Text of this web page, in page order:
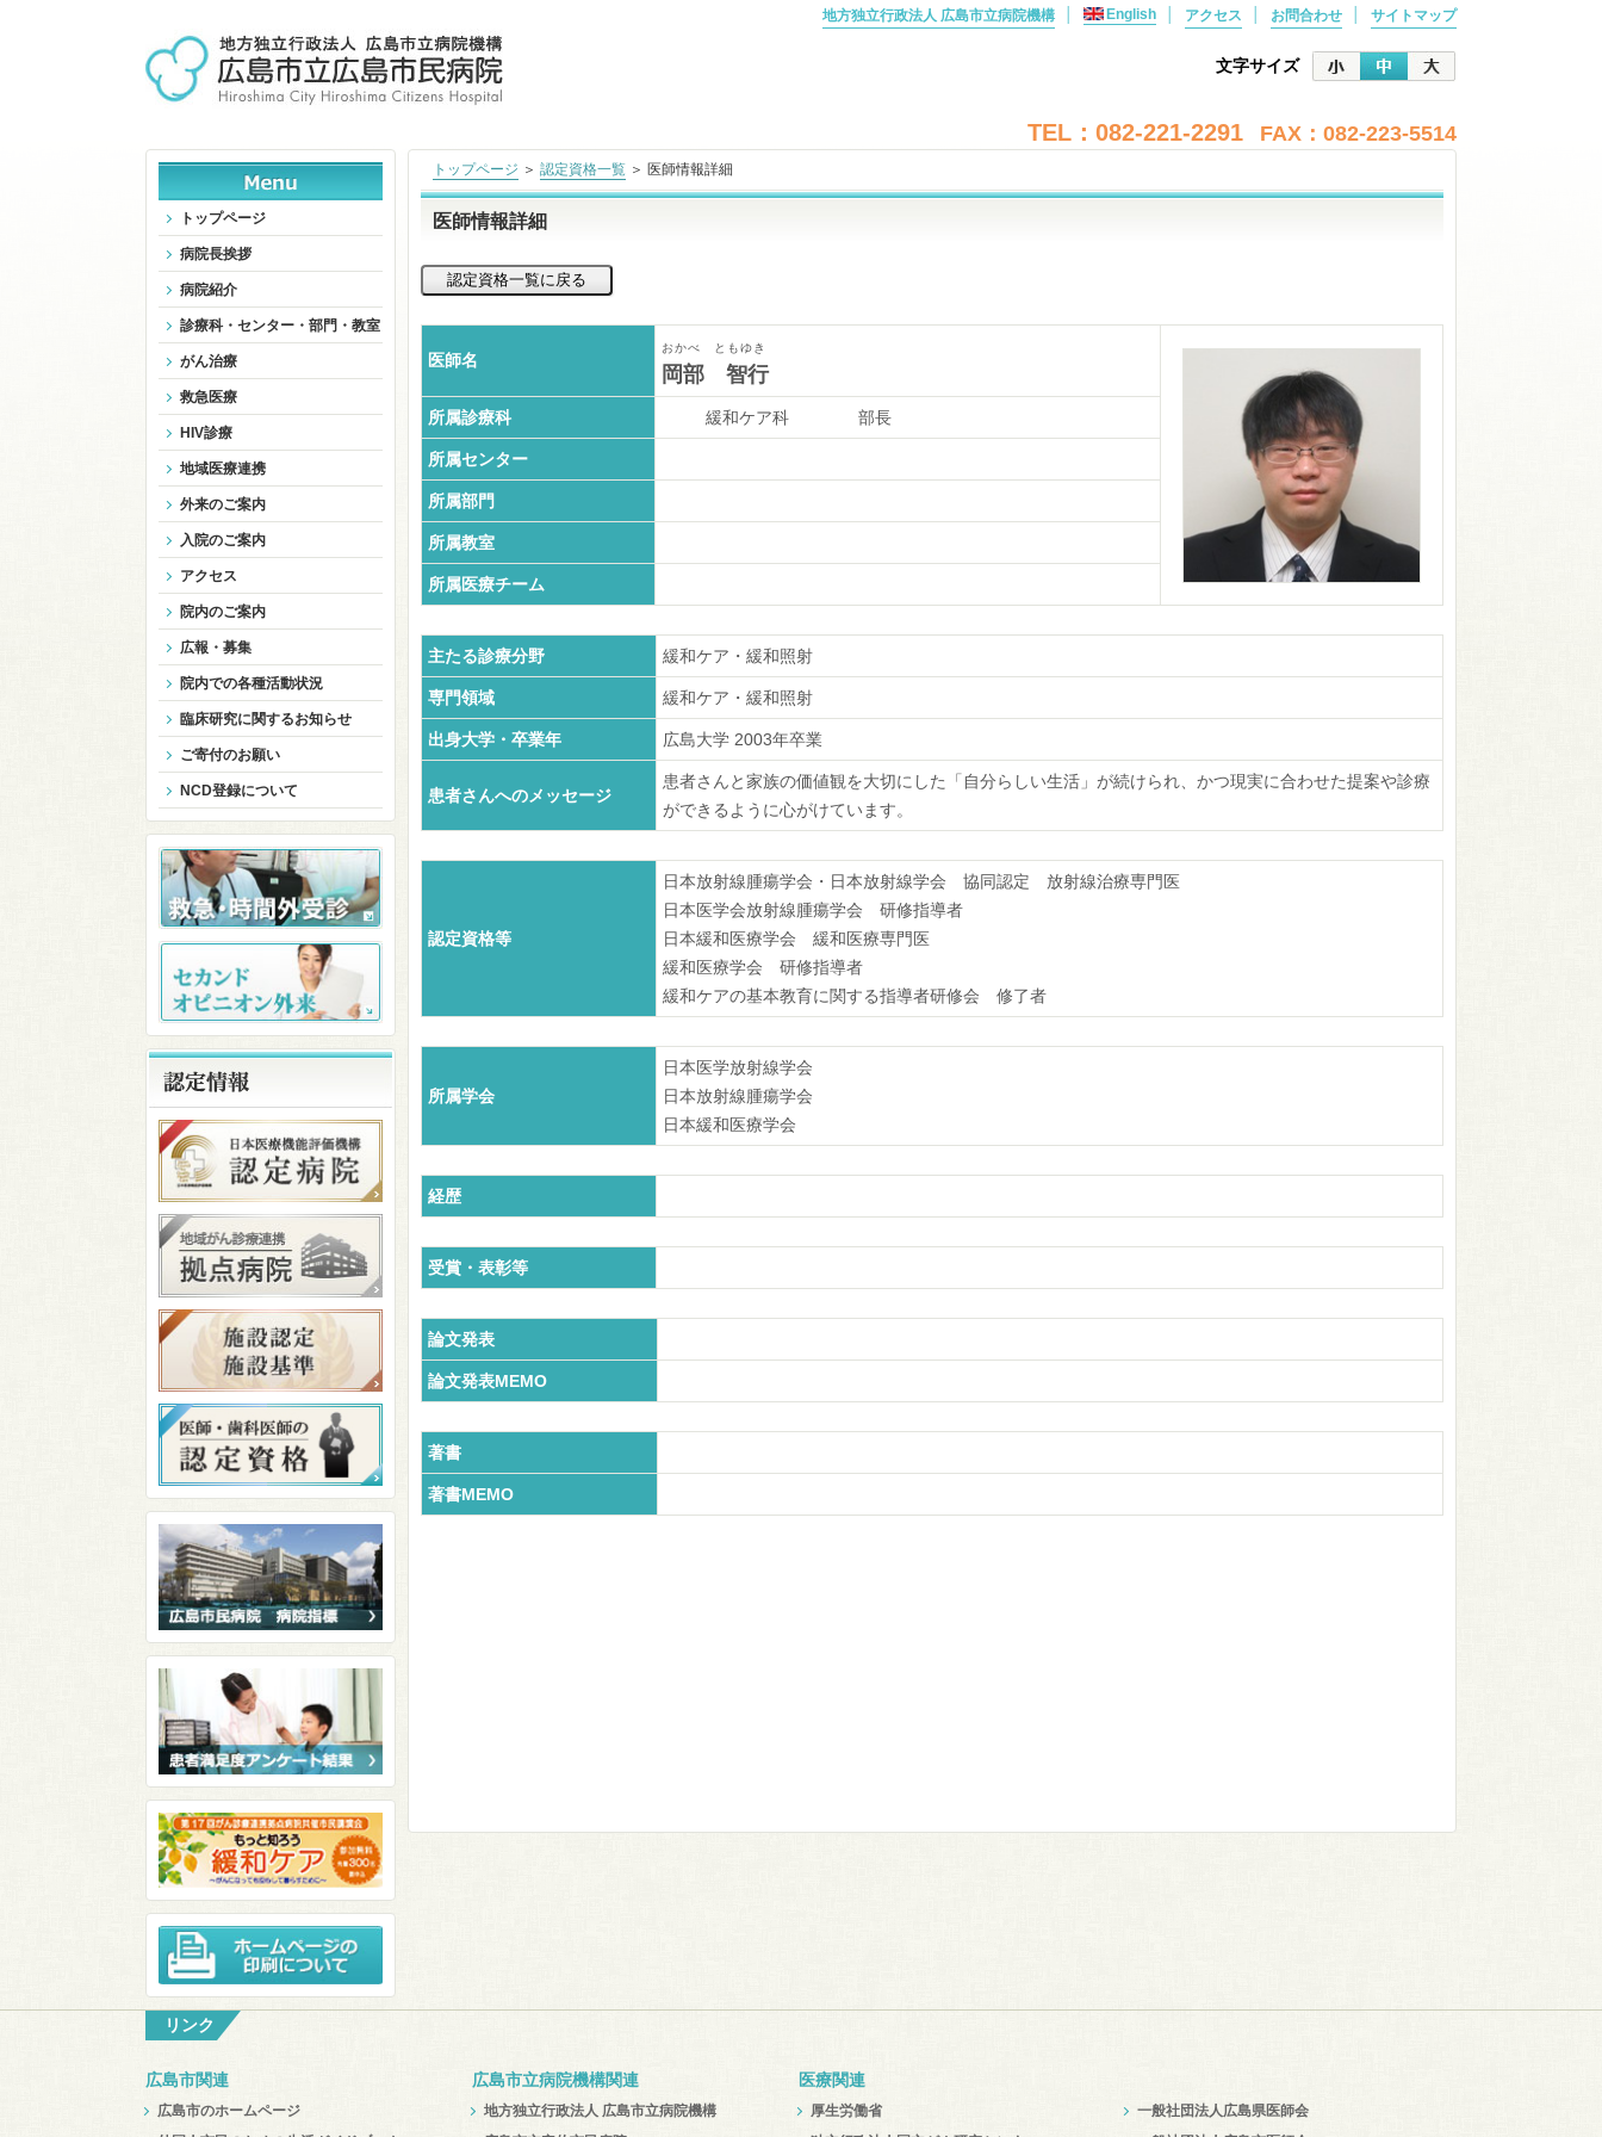
地方独立行政法人 広島市立病院機構 English アクセス お問合わせ サイトマップ
文字サイズ
TEL：082-221-2291 FAX：082-223-5514
トップページ ＞ 認定資格一覧 ＞ 医師情報詳細
医師情報詳細
医師名
おかべ ともゆき
岡部 智行
所属診療科 緩和ケア科 部長
所属センター
所属部門
所属教室
所属医療チーム
主たる診療分野 緩和ケア・緩和照射
専門領域 緩和ケア・緩和照射
出身大学・卒業年 広島大学 2003年卒業
患者さんへのメッセージ
患者さんと家族の価値観を大切にした「自分らしい生活」が続けられ、かつ現実に合わせた提案や診療
ができるように心がけています。
認定資格等
日本放射線腫瘍学会・日本放射線学会 協同認定 放射線治療専門医
日本医学会放射線腫瘍学会 研修指導者
日本緩和医療学会 緩和医療専門医
緩和医療学会 研修指導者
緩和ケアの基本教育に関する指導者研修会 修了者
所属学会
日本医学放射線学会
日本放射線腫瘍学会
日本緩和医療学会
経歴
受賞・表彰等
論文発表
論文発表MEMO
著書
著書MEMO
トップページ
病院長挨拶
病院紹介
診療科・センター・部門・教室
がん治療
救急医療
HIV診療
地域医療連携
外来のご案内
入院のご案内
アクセス
院内のご案内
広報・募集
院内での各種活動状況
臨床研究に関するお知らせ
ご寄付のお願い
NCD登録について
リンク
広島市関連
広島市のホームページ
広島市立病院機構関連
地方独立行政法人 広島市立病院機構
医療関連
厚生労働省
一般社団法人広島県医師会